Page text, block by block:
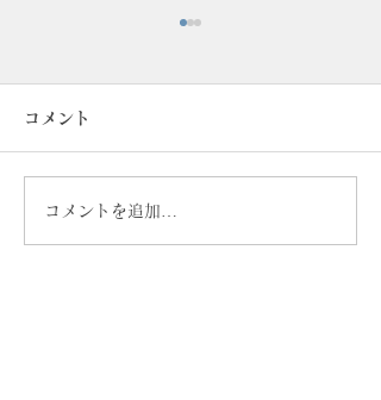
！会期延長！誠品生活日
コメント
コメントを追加…